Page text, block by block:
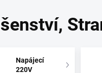
,
Napájecí
220V